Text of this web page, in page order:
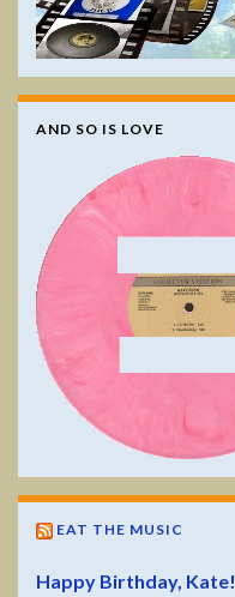
AND SO IS LOVE
EAT THE MUSIC
Happy Birthday, Kate!